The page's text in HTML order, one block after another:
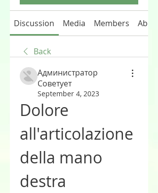
Discussion Media Members About
Back
Администратор
Советует
September 4, 2023
Dolore
all'articolazione
della mano
destra